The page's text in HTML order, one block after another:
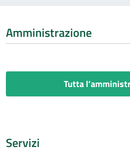
Amministrazione
Tutta
Servizi